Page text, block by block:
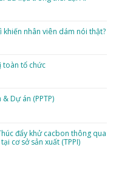
nhân viên dám nói thật?
toàn tổ chức
Dự án (PPTP)
đẩy khử cacbon thông qua
cơ sở sản xuất (TPPI)